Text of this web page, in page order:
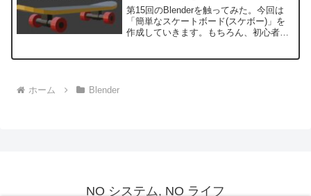
第15回のBlenderを触ってみた。今回は
「簡単なスケートボード(スケボー)」を
作成していきます。もちろん、初心者向
ホーム
Blender
NO システム, NO ライフ